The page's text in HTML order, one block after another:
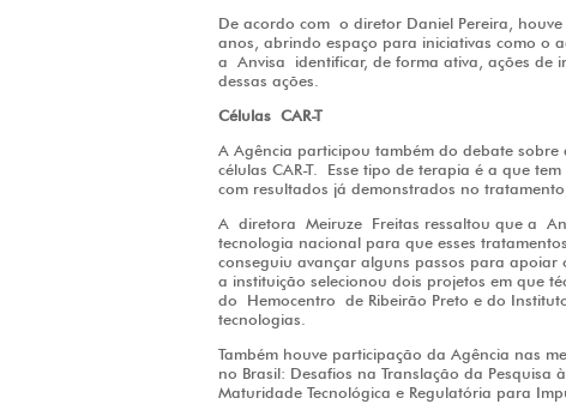
De acordo com o diretor Daniel Pereira,
anos, abrindo espaço para iniciativas como o
a Anvisa identificar, de forma ativa, ações de
dessas ações.
Células CAR-T
A Agência participou também do debate
células CAR-T. Esse tipo de terapia é a que
com resultados já demonstrados no
A diretora Meiruze Freitas ressaltou que a
tecnologia nacional para que esses
conseguiu avançar alguns passos para
a instituição selecionou dois projetos em que
do Hemocentro de Ribeirão Preto e do
tecnologias.
Também houve participação da Agência nas
no Brasil: Desafios na Translação da Pesquisa
Maturidade Tecnológica e Regulatória para